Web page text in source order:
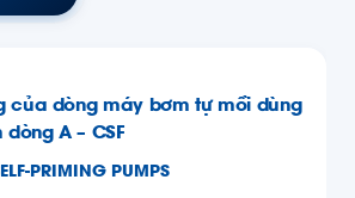
của dòng máy bơm tự mồi dùng
A – CSF
PRIMING PUMPS